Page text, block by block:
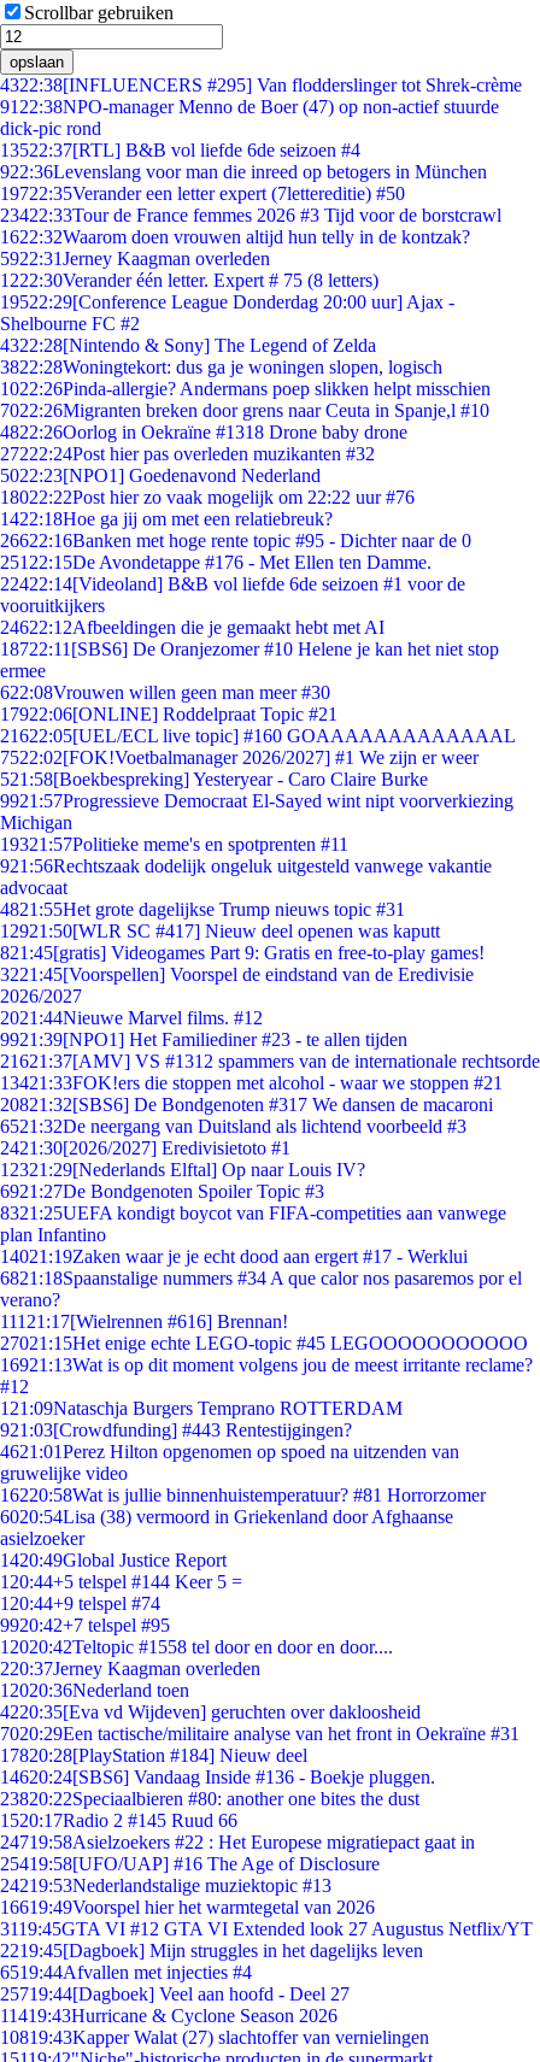
Scrollbar gebruiken
opslaan
4322:38[INFLUENCERS #295] Van flodderslinger tot Shrek-crème
91 22:38NPO-manager Menno de Boer (47) op non-actief stuurde
dick-pic rond
13522:37[RTL] B&B vol liefde 6de seizoen #4
922:36Levenslang voor man die inreed op betogers in München
19722:35Verander een letter expert (7lettereditie) #50
23422:33Tour de France femmes 2026 #3 Tijd voor de borstcrawl
1622:32Waarom doen vrouwen altijd hun telly in de kontzak?
5922:31Jerney Kaagman overleden
1222:30Verander één letter. Expert # 75 (8 letters)
19522:29[Conference League Donderdag 20:00 uur] Ajax -
Shelbourne FC #2
4322:28[Nintendo & Sony] The Legend of Zelda
3822:28Woningtekort: dus ga je woningen slopen, logisch
1022:26Pinda-allergie? Andermans poep slikken helpt misschien
7022:26Migranten breken door grens naar Ceuta in Spanje,l #10
4822:26Oorlog in Oekraïne #1318 Drone baby drone
27222:24Post hier pas overleden muzikanten #32
5022:23[NPO1] Goedenavond Nederland
18022:22Post hier zo vaak mogelijk om 22:22 uur #76
1422:18Hoe ga jij om met een relatiebreuk?
26622:16Banken met hoge rente topic #95 - Dichter naar de 0
251 22:15De Avondetappe #176 - Met Ellen ten Damme.
22422:14[Videoland] B&B vol liefde 6de seizoen #1 voor de
vooruitkijkers
24622:12Afbeeldingen die je gemaakt hebt met AI
18722:11 [SBS6] De Oranjezomer #10 Helene je kan het niet stop
ermee
622:08Vrouwen willen geen man meer #30
17922:06[ONLINE] Roddelpraat Topic #21
21622:05[UEL/ECL live topic] #160 GOAAAAAAAAAAAAAL
7522:02[FOK!Voetbalmanager 2026/2027] #1 We zijn er weer
521:58[Boekbespreking] Yesteryear - Caro Claire Burke
9921:57Progressieve Democraat El-Sayed wint nipt voorverkiezing
Michigan
19321:57Politieke meme's en spotprenten #11
921:56Rechtszaak dodelijk ongeluk uitgesteld vanwege vakantie
advocaat
4821:55Het grote dagelijkse Trump nieuws topic #31
12921:50[WLR SC #417] Nieuw deel openen was kaputt
821:45[gratis] Videogames Part 9: Gratis en free-to-play games!
3221:45[Voorspellen] Voorspel de eindstand van de Eredivisie
2026/2027
2021:44Nieuwe Marvel films. #12
9921:39[NPO1] Het Familiediner #23 - te allen tijden
21621:37[AMV] VS #1312 spammers van de internationale rechtsorde
13421:33FOK!ers die stoppen met alcohol - waar we stoppen #21
20821:32[SBS6] De Bondgenoten #317 We dansen de macaroni
6521:32De neergang van Duitsland als lichtend voorbeeld #3
2421:30[2026/2027] Eredivisietoto #1
12321:29[Nederlands Elftal] Op naar Louis IV?
6921:27De Bondgenoten Spoiler Topic #3
8321:25UEFA kondigt boycot van FIFA-competities aan vanwege
plan Infantino
14021:19Zaken waar je je echt dood aan ergert #17 - Werklui
6821:18Spaanstalige nummers #34 A que calor nos pasaremos por el
verano?
111 21:17[Wielrennen #616] Brennan!
27021:15Het enige echte LEGO-topic #45 LEGOOOOOOOOOOO
16921:13Wat is op dit moment volgens jou de meest irritante reclame?
#12
1 21:09Nataschja Burgers Temprano ROTTERDAM
921:03[Crowdfunding] #443 Rentestijgingen?
4621:01Perez Hilton opgenomen op spoed na uitzenden van
gruwelijke video
16220:58Wat is jullie binnenhuistemperatuur? #81 Horrorzomer
6020:54Lisa (38) vermoord in Griekenland door Afghaanse
asielzoeker
1420:49Global Justice Report
1 20:44+5 telspel #144 Keer 5 =
1 20:44+9 telspel #74
9920:42+7 telspel #95
12020:42Teltopic #1558 tel door en door en door....
220:37Jerney Kaagman overleden
12020:36Nederland toen
4220:35[Eva vd Wijdeven] geruchten over dakloosheid
7020:29Een tactische/militaire analyse van het front in Oekraïne #31
17820:28[PlayStation #184] Nieuw deel
14620:24[SBS6] Vandaag Inside #136 - Boekje pluggen.
23820:22Speciaalbieren #80: another one bites the dust
1520:17Radio 2 #145 Ruud 66
24719:58Asielzoekers #22 : Het Europese migratiepact gaat in
25419:58[UFO/UAP] #16 The Age of Disclosure
24219:53Nederlandstalige muziektopic #13
16619:49Voorspel hier het warmtegetal van 2026
3119:45GTA VI #12 GTA VI Extended look 27 Augustus Netflix/YT
2219:45[Dagboek] Mijn struggles in het dagelijks leven
6519:44Afvallen met injecties #4
25719:44[Dagboek] Veel aan hoofd - Deel 27
11419:43Hurricane & Cyclone Season 2026
10819:43Kapper Walat (27) slachtoffer van vernielingen